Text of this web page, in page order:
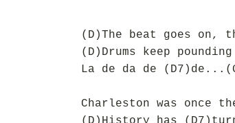
(D)The beat goes on,
(D)Drums keep
La de da de
Charleston was once